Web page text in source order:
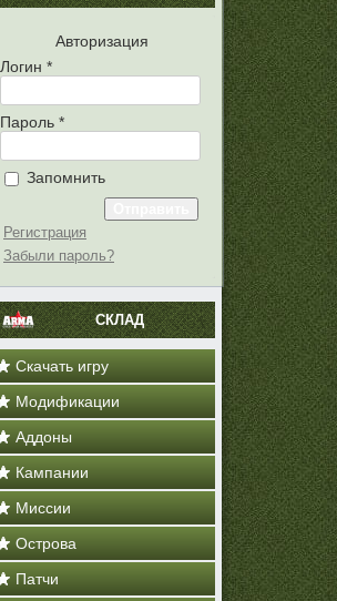
Авторизация
Логин *
Пароль *
Запомнить
Регистрация
Забыли пароль?
СКЛАД
Скачать игру
Модификации
Аддоны
Кампании
Миссии
Острова
Патчи